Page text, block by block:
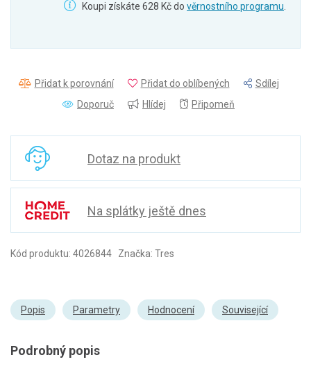
Koupi získáte 628 Kč do věrnostního programu
Přidat k porovnání Přidat do oblíbených
Sdílej
Doporuč
Hlídej Připomeň
Dotaz na produkt
Na splátky ještě dnes
Kód produktu: 4026844 Značka: Tres
Popis Parametry Hodnocení Související
Podrobný popis